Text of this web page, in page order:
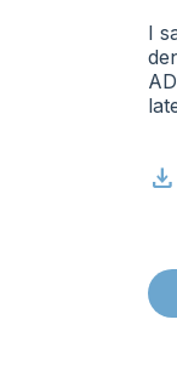
I
download